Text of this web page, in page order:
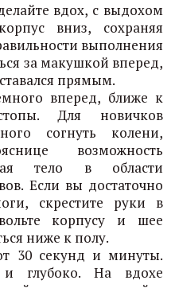
вдох, с выдохом
вниз, сохраняя
выполнения
за макушкой вперед,
прямым.
вперед, ближе к
Для новичков
согнуть колени,
возможность
тело в области
Если вы достаточно
скрестите руки в
корпусу и шее
ниже к полу.
30 секунд и минуты.
глубоко. На вдохе